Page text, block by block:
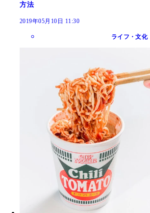
方法
2019年05月10日 11:30
ライフ・文化